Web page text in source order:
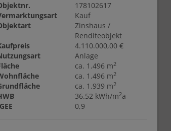
178102617
Kauf
Zinshaus /
Renditeobjekt
4.110.000,00 €
Anlage
ca. 1.496 m2
ca. 1.496 m2
ca. 1.939 m2
36.52 kWh/m2a
0,9